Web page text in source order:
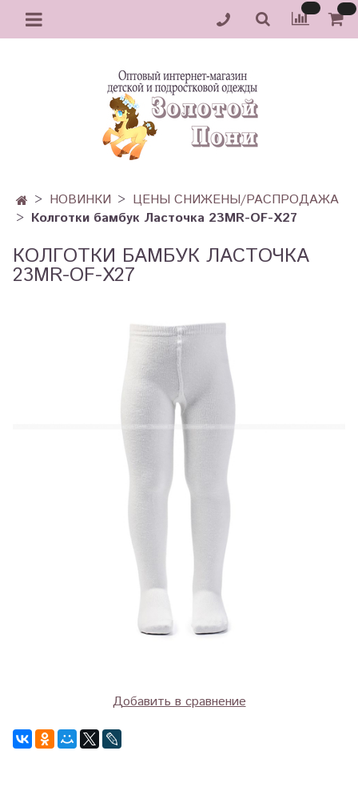
НОВИНКИ
ЦЕНЫ СНИЖЕНЫ/РАСПРОДАЖА
Колготки бамбук Ласточка 23MR-OF-X27
КОЛГОТКИ БАМБУК ЛАСТОЧКА
23MR-OF-X27
Добавить в сравнение